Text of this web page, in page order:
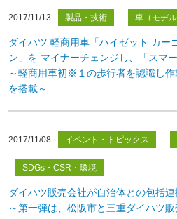
2017/11/13 製品・技術 車（モデル
ダイハツ 軽商用車「ハイゼット カー
ン」を マイナーチェンジし、「スマ
～軽商用車初※１の歩行者を認識し
を搭載～
2017/11/08 イベント・トピックス
SDGs・CSR・環境
ダイハツ販売会社が自治体との包括
～第一弾は、松阪市と三重ダイハツ販